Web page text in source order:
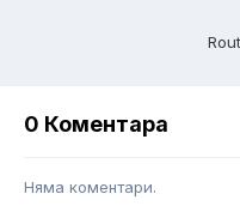
0 Коментара
Няма коментари.